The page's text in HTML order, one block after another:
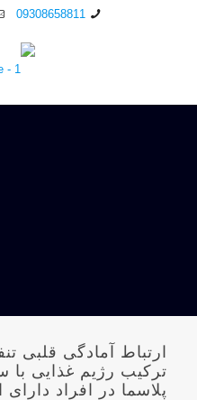
09308658811
ارتباط آمادگی قلبی
پلاسما در افراد